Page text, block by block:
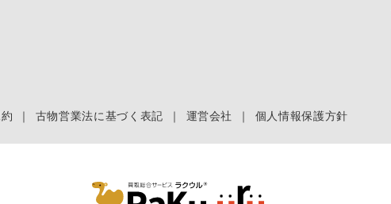
｜ 古物営業法に基づく表記 ｜ 運営会社 ｜ 個人情報保護方針